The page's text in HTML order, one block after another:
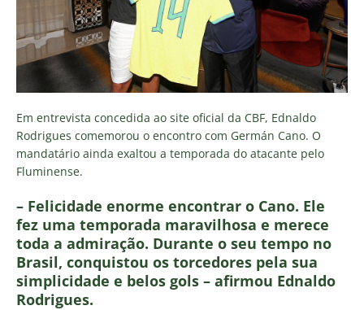
Em entrevista concedida ao site oficial da CBF, Ednaldo
Rodrigues comemorou o encontro com Germán Cano. O
mandatário ainda exaltou a temporada do atacante pelo
Fluminense.
– Felicidade enorme encontrar o Cano. Ele
fez uma temporada maravilhosa e merece
toda a admiração. Durante o seu tempo no
Brasil, conquistou os torcedores pela sua
simplicidade e belos gols – afirmou Ednaldo
Rodrigues.